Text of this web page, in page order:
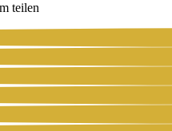
teilen